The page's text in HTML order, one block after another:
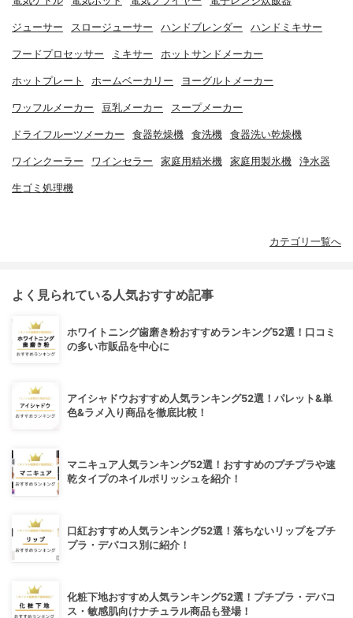
ジューサー スロージューサー ハンドブレンダー ハンドミキサー
フードプロセッサー ミキサー ホットサンドメーカー
ホットプレート ホームベーカリー ヨーグルトメーカー
ワッフルメーカー 豆乳メーカー スープメーカー
ドライフルーツメーカー 食器乾燥機 食洗機 食器洗い乾燥機
ワインクーラー ワインセラー 家庭用精米機 家庭用製氷機 浄水器
生ゴミ処理機
カテゴリ一覧へ
よく見られている人気おすすめ記事
ホワイトニング歯磨き粉おすすめランキング52選！口コミ
の多い市販品を中心に
アイシャドウおすすめ人気ランキング52選！パレット&単
色&ラメ入り商品を徹底比較！
マニキュア人気ランキング52選！おすすめのプチプラや速
乾タイプのネイルポリッシュを紹介！
口紅おすすめ人気ランキング52選！落ちないリップをプチ
プラ・デパコス別に紹介！
化粧下地おすすめ人気ランキング52選！プチプラ・デパコ
ス・敏感肌向けナチュラル商品も登場！